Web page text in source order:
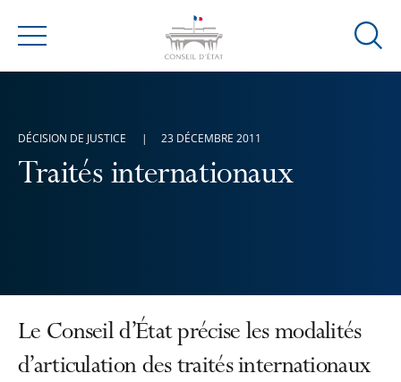
Menu
Ouvrir
Traités internationaux
DÉCISION DE JUSTICE 23 DÉCEMBRE 2011
Le Conseil d’État précise les modalités
d’articulation des traités internationaux